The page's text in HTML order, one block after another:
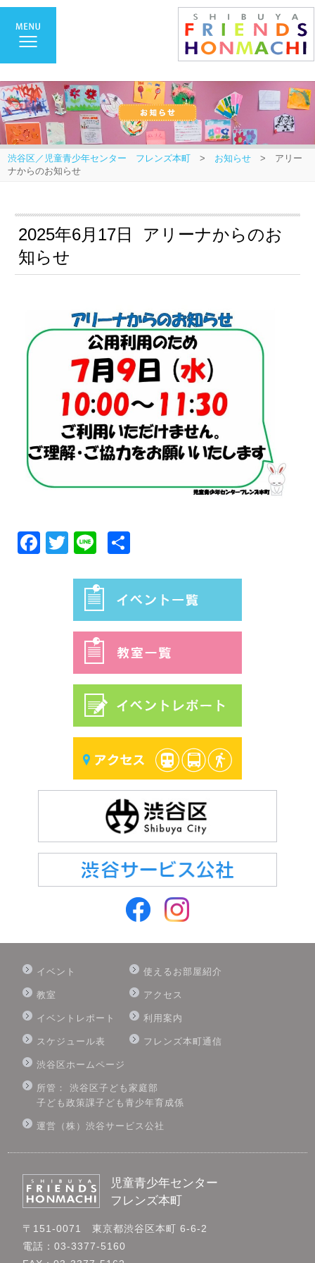
渋谷区／児童青少年センター フレンズ本町 > お知らせ > アリー
ナからのお知らせ
2025年6月17日 アリーナからのお
知らせ
Facebook
Twitter
Line
イベント
教室
イベントレポート
スケジュール表
使えるお部屋紹介
アクセス
利用案内
フレンズ本町通信
渋谷区ホームページ
所管： 渋谷区子ども家庭部
子ども政策課子ども青少年育成係
運営（株）渋谷サービス公社
児童青少年センター
フレンズ本町
〒151-0071 東京都渋谷区本町 6-6-2
電話：03-3377-5160